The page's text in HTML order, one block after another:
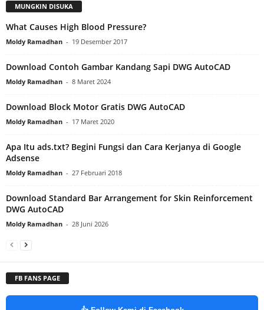
MUNGKIN DISUKA
What Causes High Blood Pressure?
Moldy Ramadhan - 19 Desember 2017
Download Contoh Gambar Kandang Sapi DWG AutoCAD
Moldy Ramadhan - 8 Maret 2024
Download Block Motor Gratis DWG AutoCAD
Moldy Ramadhan - 17 Maret 2020
Apa Itu ads.txt? Begini Fungsi dan Cara Kerjanya di Google
Adsense
Moldy Ramadhan - 27 Februari 2018
Download Standard Bar Arrangement for Skin Reinforcement
DWG AutoCAD
Moldy Ramadhan - 28 Juni 2026
FB FANS PAGE